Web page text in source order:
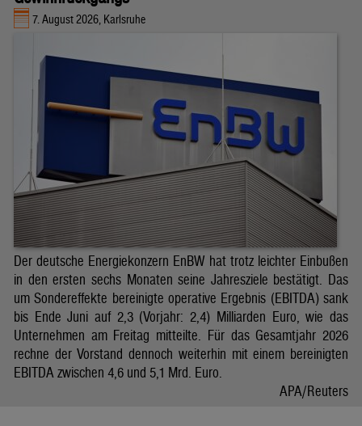
7. August 2026, Karlsruhe
Der deutsche Energiekonzern EnBW hat trotz leichter Einbußen
in den ersten sechs Monaten seine Jahresziele bestätigt. Das
um Sondereffekte bereinigte operative Ergebnis (EBITDA) sank
bis Ende Juni auf 2,3 (Vorjahr: 2,4) Milliarden Euro, wie das
Unternehmen am Freitag mitteilte. Für das Gesamtjahr 2026
rechne der Vorstand dennoch weiterhin mit einem bereinigten
EBITDA zwischen 4,6 und 5,1 Mrd. Euro.
APA/Reuters